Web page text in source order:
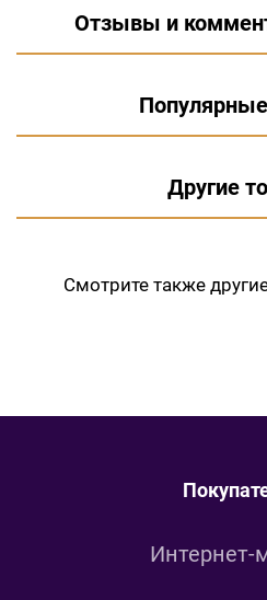
Отзывы и
Другие
Смотрите также
Интернет-